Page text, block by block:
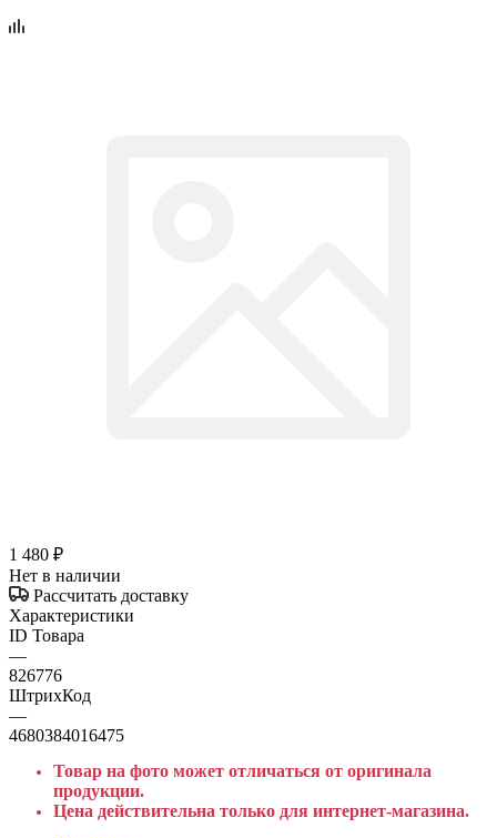
1 480 ₽
Нет в наличии
Рассчитать доставку
Характеристики
ID Товара
—
826776
ШтрихКод
—
4680384016475
Товар на фото может отличаться от оригинала
продукции.
Цена действительна только для интернет-магазина.